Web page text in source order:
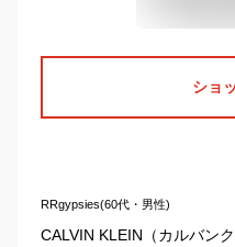
ショ
RRgypsies(60代・男性)
CALVIN KLEIN（カルバン